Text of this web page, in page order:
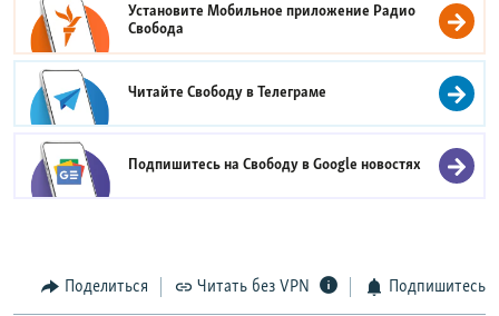
Установите Мобильное приложение Радио
Свобода
Читайте Свободу вТелеграме
Подпишитесь на Свободу вGoogle новостях
Поделиться Читать без VPN Подпишитесь